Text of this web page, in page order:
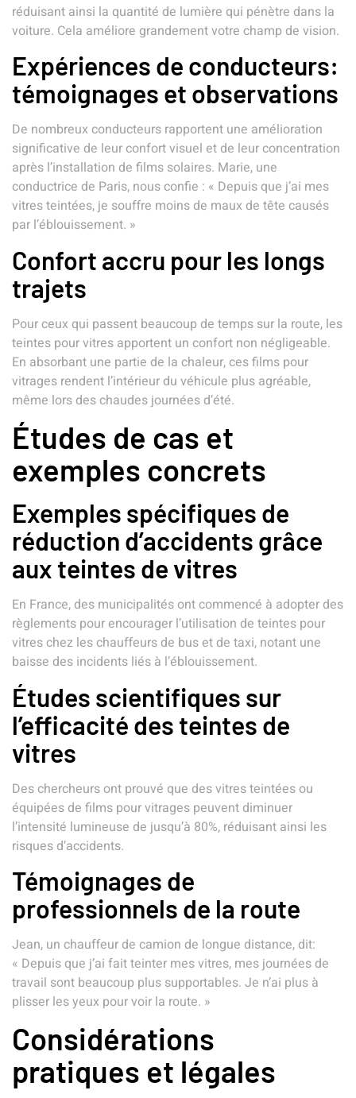
réduisant ainsi la quantité de lumière qui pénètre dans la
voiture. Cela améliore grandement votre champ de vision.
Expériences de conducteurs:
témoignages et observations
De nombreux conducteurs rapportent une amélioration
significative de leur confort visuel et de leur concentration
après l’installation de films solaires. Marie, une
conductrice de Paris, nous confie : « Depuis que j’ai mes
vitres teintées, je souffre moins de maux de tête causés
par l’éblouissement. »
Confort accru pour les longs
trajets
Pour ceux qui passent beaucoup de temps sur la route, les
teintes pour vitres apportent un confort non négligeable.
En absorbant une partie de la chaleur, ces films pour
vitrages rendent l’intérieur du véhicule plus agréable,
même lors des chaudes journées d’été.
Études de cas et
exemples concrets
Exemples spécifiques de
réduction d’accidents grâce
aux teintes de vitres
En France, des municipalités ont commencé à adopter des
règlements pour encourager l’utilisation de teintes pour
vitres chez les chauffeurs de bus et de taxi, notant une
baisse des incidents liés à l’éblouissement.
Études scientifiques sur
l’efficacité des teintes de
vitres
Des chercheurs ont prouvé que des vitres teintées ou
équipées de films pour vitrages peuvent diminuer
l’intensité lumineuse de jusqu’à 80%, réduisant ainsi les
risques d’accidents.
Témoignages de
professionnels de la route
Jean, un chauffeur de camion de longue distance, dit:
« Depuis que j’ai fait teinter mes vitres, mes journées de
travail sont beaucoup plus supportables. Je n’ai plus à
plisser les yeux pour voir la route. »
Considérations
pratiques et légales